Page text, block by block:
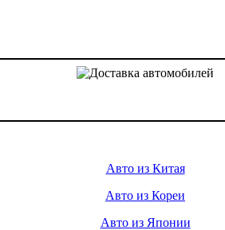
Авто из Китая
Авто из Кореи
Авто из Японии